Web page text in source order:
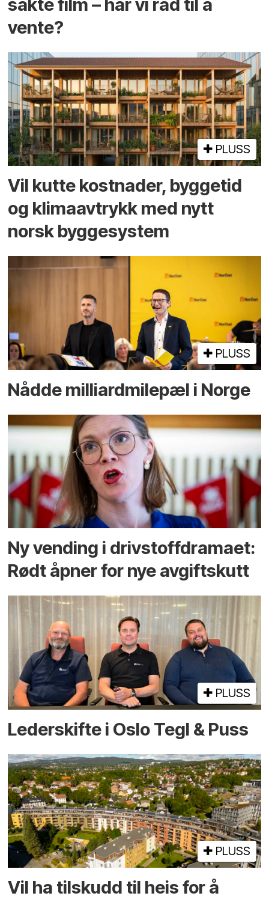
sakte film – har vi råd til å
vente?
PLUSS
Vil kutte kostnader, byggetid
og klima­avtrykk med nytt
norsk bygge­system
PLUSS
Nådde milliard­­milepæl i Norge
Ny vending i drivstoffdramaet:
Rødt åpner for nye avgiftskutt
PLUSS
Lederskifte i Oslo Tegl & Puss
PLUSS
Vil ha tilskudd til heis for å